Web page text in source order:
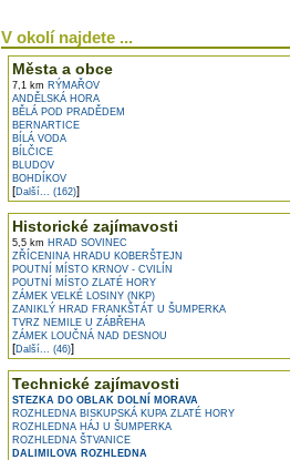
V okolí najdete ...
Města a obce
7,1 km RÝMAŘOV
ANDĚLSKÁ HORA
BĚLÁ POD PRADĚDEM
BERNARTICE
BÍLÁ VODA
BÍLČICE
BLUDOV
BOHDÍKOV
[Další... (162)]
Historické zajímavosti
5,5 km HRAD SOVINEC
ZŘÍCENINA HRADU KOBERŠTEJN
POUTNÍ MÍSTO KRNOV - CVILÍN
POUTNÍ MÍSTO ZLATÉ HORY
ZÁMEK VELKÉ LOSINY (NKP)
ZANIKLÝ HRAD FRANKŠTÁT U ŠUMPERKA
TVRZ NEMILE U ZÁBŘEHA
ZÁMEK LOUČNÁ NAD DESNOU
[Další... (46)]
Technické zajímavosti
STEZKA DO OBLAK DOLNÍ MORAVA
ROZHLEDNA BISKUPSKÁ KUPA ZLATÉ HORY
ROZHLEDNA HÁJ U ŠUMPERKA
ROZHLEDNA ŠTVANICE
DALIMILOVA ROZHLEDNA